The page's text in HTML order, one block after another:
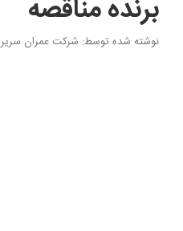
برنده مناقصه
نوشته شده توسط: شرکت عمران سریر